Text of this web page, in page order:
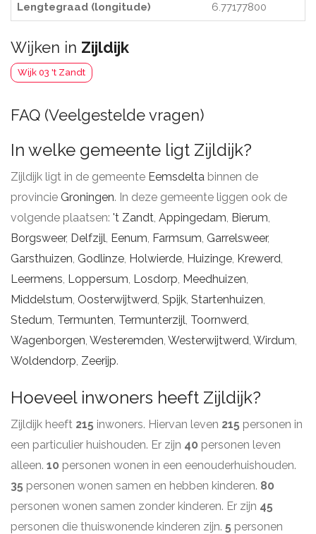
Lengtegraad (longitude) 6.77177800
Wijken in Zijldijk
Wijk 03 't Zandt
FAQ (Veelgestelde vragen)
In welke gemeente ligt Zijldijk?
Zijldijk ligt in de gemeente Eemsdelta binnen de
provincie Groningen. In deze gemeente liggen ook de
volgende plaatsen: 't Zandt, Appingedam, Bierum,
Borgsweer, Delfzijl, Eenum, Farmsum, Garrelsweer,
Garsthuizen, Godlinze, Holwierde, Huizinge, Krewerd,
Leermens, Loppersum, Losdorp, Meedhuizen,
Middelstum, Oosterwijtwerd, Spijk, Startenhuizen,
Stedum, Termunten, Termunterzijl, Toornwerd,
Wagenborgen, Westeremden, Westerwijtwerd, Wirdum,
Woldendorp, Zeerijp.
Hoeveel inwoners heeft Zijldijk?
Zijldijk heeft 215 inwoners. Hiervan leven 215 personen in
een particulier huishouden. Er zijn 40 personen leven
alleen. 10 personen wonen in een eenouderhuishouden.
35 personen wonen samen en hebben kinderen. 80
personen wonen samen zonder kinderen. Er zijn 45
personen die thuiswonende kinderen zijn. 5 personen